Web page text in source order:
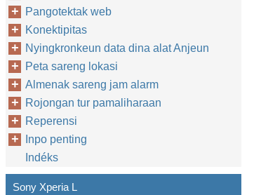
Pangotektak web
Konektipitas
Nyingkronkeun data dina alat Anjeun
Peta sareng lokasi
Almenak sareng jam alarm
Rojongan tur pamaliharaan
Reperensi
Inpo penting
Indéks
Sony Xperia L